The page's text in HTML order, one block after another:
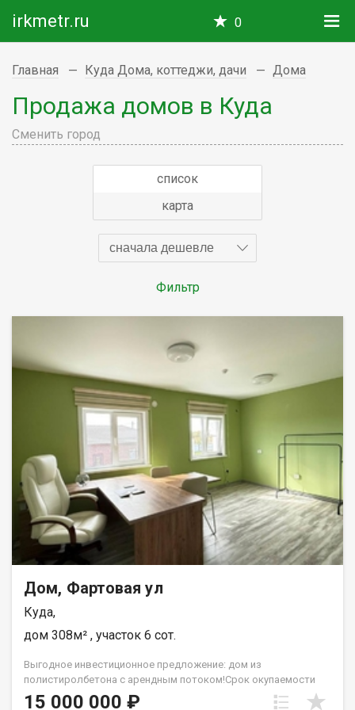
irkmetr.ru 0
Главная Куда Дома, коттеджи, дачи Дома
Продажа домов в Куда
Сменить город
список
карта
сначала дешевле
Фильтр
Дом, Фартовая ул
Куда,
дом 308м² , участок 6 сот.
Выгодное инвестиционное предложение: дом из
полистиролбетона с арендным потоком!Срок окупаемости
всего 6,5 лет! Продаётся полностью готовый к эксплуатации
15 000 000 ₽